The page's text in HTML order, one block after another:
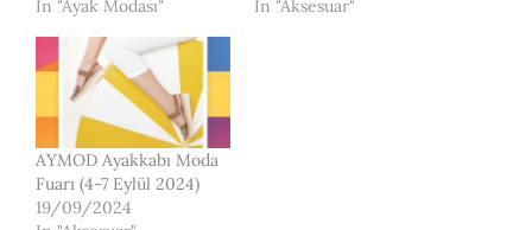
In "Ayak Modası"
In "Aksesuar"
AYMOD Ayakkabı Moda
Fuarı (4-7 Eylül 2024)
19/09/2024